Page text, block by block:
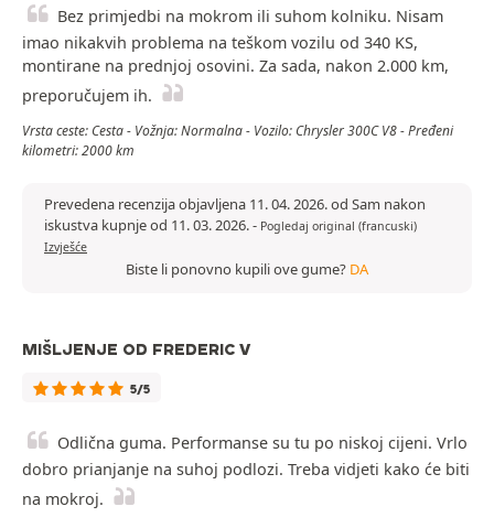
Bez primjedbi na mokrom ili suhom kolniku. Nisam
imao nikakvih problema na teškom vozilu od 340 KS,
montirane na prednjoj osovini. Za sada, nakon 2.000 km,
preporučujem ih.
Vrsta ceste: Cesta - Vožnja: Normalna - Vozilo: Chrysler 300C V8 - Pređeni
kilometri: 2000 km
Prevedena recenzija objavljena 11. 04. 2026. od Sam nakon
iskustva kupnje od 11. 03. 2026.- Pogledaj original (francuski)
Izvješće
Biste li ponovno kupili ove gume? DA
MIŠLJENJE OD FREDERIC V
5/5
Odlična guma. Performanse su tu po niskoj cijeni. Vrlo
dobro prianjanje na suhoj podlozi. Treba vidjeti kako će biti
na mokroj.